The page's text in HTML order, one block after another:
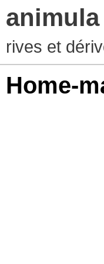
rives et
Home-